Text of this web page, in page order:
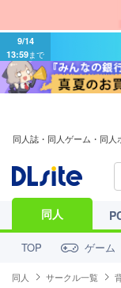
9/14
13:59まで
同人誌・同人ゲーム・同
同人
TOP ゲーム
同人 サークル一覧